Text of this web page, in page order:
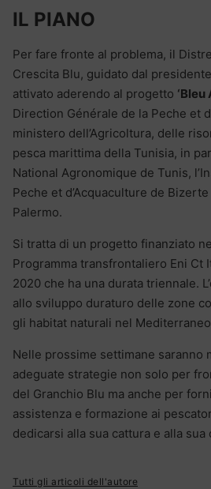
IL PIANO
Per fare fronte al problema, il
Crescita Blu, guidato dal presidente
attivato aderendo al progetto ‘Bleu
Direction Générale de la Peche et
ministero dell’Agricoltura, delle
pesca marittima della Tunisia, in
National Agronomique de Tunis,
Peche et d’Acquaculture de
Palermo.
Si tratta di un progetto finanziato
Programma transfrontaliero Eni Ct
2020 che ha una durata triennale.
allo sviluppo duraturo delle zone
gli habitat naturali nel
Nelle prossime settimane saranno
adeguate strategie non solo per
del Granchio Blu ma anche per
assistenza e formazione ai
dedicarsi alla sua cattura e alla
Tutti gli articoli dell'autore